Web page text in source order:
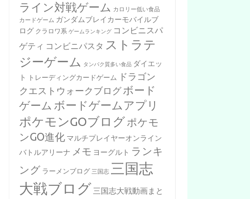
ライン対戦ゲーム カロリー低い食品
カードゲーム ガンダムブレイカーモバイルブ
ログ クラロワ系 ゲームランキング コンビニスパ
ゲティ コンビニパスタ ストラテ
ジーゲーム
タンパク質多い食品 ダイエッ
ト
トレーディングカードゲーム
ドラゴン
クエストウォークブログボード
ゲーム ボードゲームアプリ
ポケモンGOブログポケモ
ンGO進化 マルチプレイヤーオンライン
バトルアリーナ メモ ヨーグルト ランキ
ング ラーメンブログ 三国志 三国志
大戦ブログ 三国志大戦動画まと